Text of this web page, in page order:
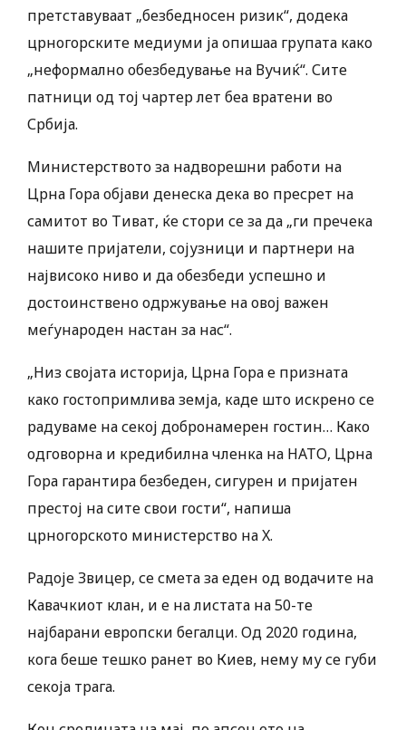
претставуваат „безбедносен ризик“, додека
црногорските медиуми ја опишаа групата како
„неформално обезбедување на Вучиќ“. Сите
патници од тој чартер лет беа вратени во
Србија.
Министерството за надворешни работи на
Црна Гора објави денеска дека во пресрет на
самитот во Тиват, ќе стори се за да „ги пречека
нашите пријатели, сојузници и партнери на
највисоко ниво и да обезбеди успешно и
достоинствено одржување на овој важен
меѓународен настан за нас“.
„Низ својата историја, Црна Гора е призната
како гостопримлива земја, каде што искрено се
радуваме на секој добронамерен гостин… Како
одговорна и кредибилна членка на НАТО, Црна
Гора гарантира безбеден, сигурен и пријатен
престој на сите свои гости“, напиша
црногорското министерство на X.
Радоје Звицер, се смета за еден од водачите на
Кавачкиот клан, и е на листата на 50-те
најбарани европски бегалци. Од 2020 година,
кога беше тешко ранет во Киев, нему му се губи
секоја трага.